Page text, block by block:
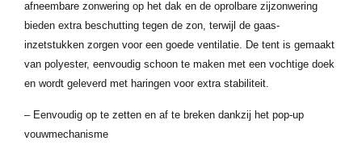
afneembare zonwering op het dak en de oprolbare zijzonwering
bieden extra beschutting tegen de zon, terwijl de gaas-
inzetstukken zorgen voor een goede ventilatie. De tent is gemaakt
van polyester, eenvoudig schoon te maken met een vochtige doek
en wordt geleverd met haringen voor extra stabiliteit.
– Eenvoudig op te zetten en af te breken dankzij het pop-up
vouwmechanisme